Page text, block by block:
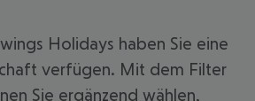
Holidays haben Sie eine
verfügen. Mit dem Filter
Sie ergänzend wählen,